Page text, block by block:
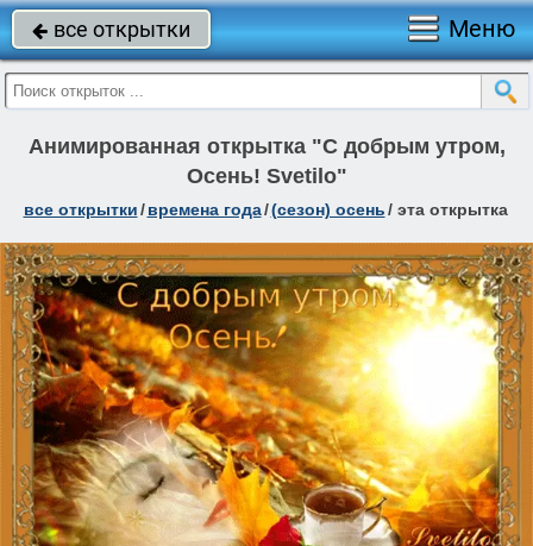
 все открытки Меню
Анимированная открытка "С добрым утром,
Осень! Svetilo"
все открытки/ времена года/(сезон) осень/ эта открытка